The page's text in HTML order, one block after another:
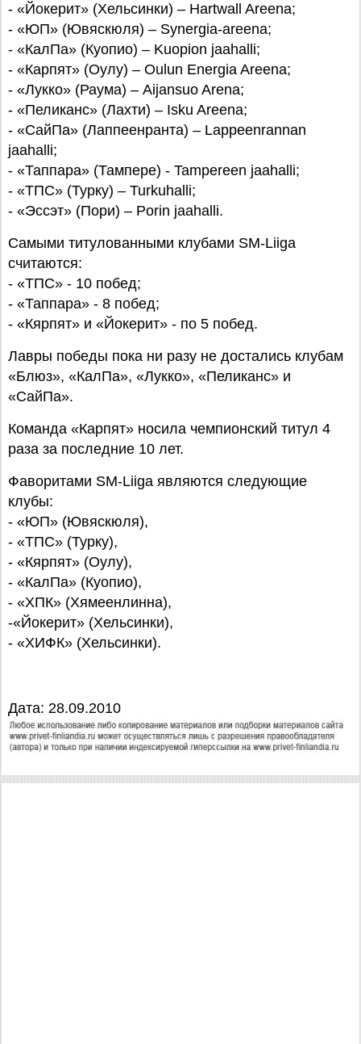
- «Йокерит» (Хельсинки) – Hartwall Areena;
- «ЮП» (Ювяскюля) – Synergia-areena;
- «КалПа» (Куопио) – Kuopion jaahalli;
- «Карпят» (Оулу) – Oulun Energia Areena;
- «Лукко» (Раума) – Aijansuo Arena;
- «Пеликанс» (Лахти) – Isku Areena;
- «СайПа» (Лаппеенранта) – Lappeenrannan
jaahalli;
- «Таппара» (Тампере) - Tampereen jaahalli;
- «ТПС» (Турку) – Turkuhalli;
- «Эссэт» (Пори) – Porin jaahalli.
Самыми титулованными клубами SM-Liiga
считаются:
- «ТПС» - 10 побед;
- «Таппара» - 8 побед;
- «Кярпят» и «Йокерит» - по 5 побед.
Лавры победы пока ни разу не достались клубам
«Блюз», «КалПа», «Лукко», «Пеликанс» и
«СайПа».
Команда «Карпят» носила чемпионский титул 4
раза за последние 10 лет.
Фаворитами SM-Liiga являются следующие
клубы:
- «ЮП» (Ювяскюля),
- «ТПС» (Турку),
- «Кярпят» (Оулу),
- «КалПа» (Куопио),
- «ХПК» (Хямеенлинна),
-«Йокерит» (Хельсинки),
- «ХИФК» (Хельсинки).
Дата: 28.09.2010